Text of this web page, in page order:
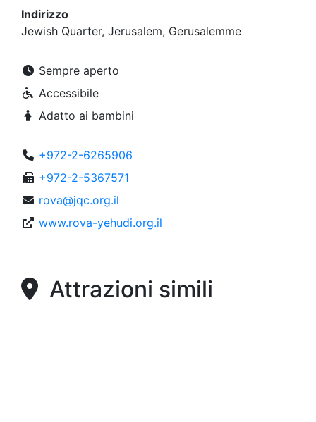
Indirizzo
Jewish Quarter, Jerusalem, Gerusalemme
Sempre aperto
Accessibile
Adatto ai bambini
+972-2-6265906
+972-2-5367571
rova@jqc.org.il
www.rova-yehudi.org.il
Attrazioni simili